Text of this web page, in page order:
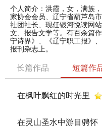
个人简介：洪霞，女，满族
家协会会员、辽宁省葫芦岛
社团社长、现任银河悦读网
文、报告文学等。有百余篇
宁诗界》、《辽宁职工报》
报刊杂志上。
长篇作品 短篇作
在枫叶飘红的时光里
在灵山圣水中游目骋怀